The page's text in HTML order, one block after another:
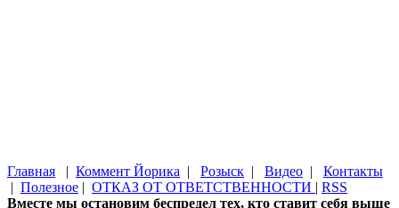
Главная | Коммент Йорика | Розыск | Видео | Контакты
| Полезное | ОТКАЗ ОТ ОТВЕТСТВЕННОСТИ | RSS
Вместе мы остановим беспредел тех, кто ставит себя выше